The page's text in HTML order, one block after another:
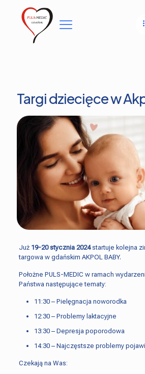
Targi dziecięce w
Już 19-20 stycznia 2024startuje kolejna
targowa w gdańskim AKPOL BABY.
Położne PULS-MEDIC w ramach
Państwa następujące tematy:
11:30 – Pielęgnacja noworodka
12:30 – Problemy laktacyjne
13:30 – Depresja poporodowa
14:30 – Najczęstsze problemy
Czekają na Was: